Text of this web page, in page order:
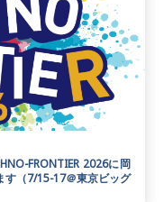
FRONTIER 2026に岡
す（7/15-17＠東京ビッグ